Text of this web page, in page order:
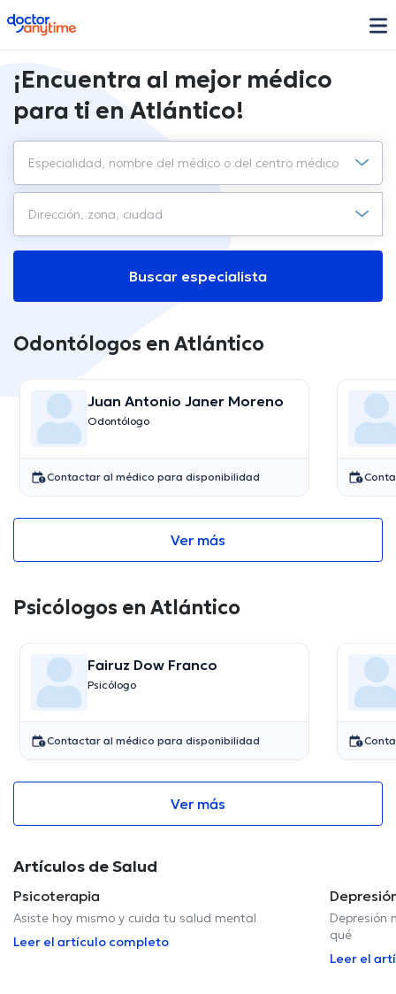
doctoranytime
¡Encuentra al mejor médico
para ti en Atlántico!
Buscar especialista
Odontólogos en Atlántico
Juan Antonio Janer Moreno
Odontólogo
Contactar al médico para disponibilidad
Ver más
Psicólogos en Atlántico
Fairuz Dow Franco
Psicólogo
Contactar al médico para disponibilidad
Ver más
Artículos de Salud
Psicoterapia
Asiste hoy mismo y cuida tu salud mental
Leer el artículo completo
Depresión
qué
Leer el